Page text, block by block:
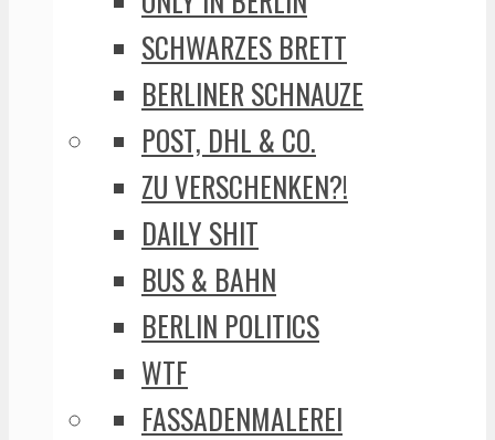
SCHWARZES BRETT
BERLINER SCHNAUZE
POST, DHL & CO.
ZU VERSCHENKEN?!
DAILY SHIT
BUS & BAHN
BERLIN POLITICS
WTF
FASSADENMALEREI